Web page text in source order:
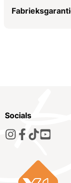
Specificaties
Socials